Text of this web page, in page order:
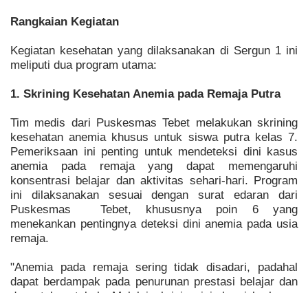
Rangkaian Kegiatan
Kegiatan kesehatan yang dilaksanakan di Sergun 1 ini
meliputi dua program utama:
1. Skrining Kesehatan Anemia pada Remaja Putra
Tim medis dari Puskesmas Tebet melakukan skrining
kesehatan anemia khusus untuk siswa putra kelas 7.
Pemeriksaan ini penting untuk mendeteksi dini kasus
anemia pada remaja yang dapat memengaruhi
konsentrasi belajar dan aktivitas sehari-hari. Program
ini dilaksanakan sesuai dengan surat edaran dari
Puskesmas Tebet, khususnya poin 6 yang
menekankan pentingnya deteksi dini anemia pada usia
remaja.
"Anemia pada remaja sering tidak disadari, padahal
dapat berdampak pada penurunan prestasi belajar dan